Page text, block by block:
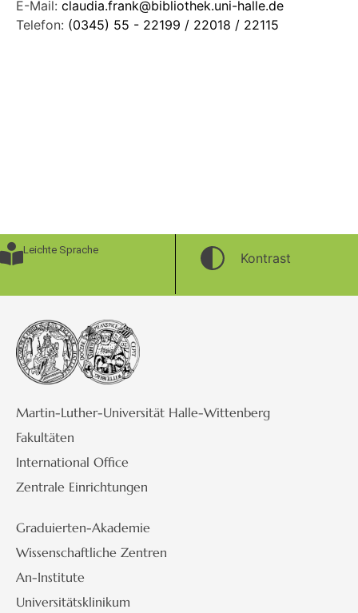
E-Mail: claudia.frank@bibliothek.uni-halle.de
Telefon: (0345) 55 - 22199 / 22018 / 22115
Leichte Sprache
Kontrast
Martin-Luther-Universität Halle-Wittenberg
Fakultäten
International Office
Zentrale Einrichtungen
Graduierten-Akademie
Wissenschaftliche Zentren
An-Institute
Universitätsklinikum